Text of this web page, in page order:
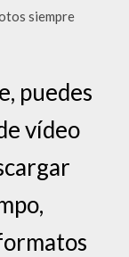
siempre
puedes
vídeo